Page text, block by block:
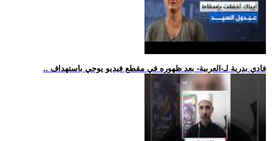
.. فادي بدرية لـ-العربية- بعد ظهوره في مقطع فيديو يوحي باستهداف